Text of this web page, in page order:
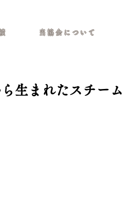
当協会について
生まれたスチーム